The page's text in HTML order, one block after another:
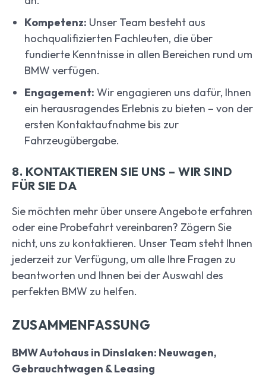
Kompetenz: Unser Team besteht aus
hochqualifizierten Fachleuten, die über
fundierte Kenntnisse in allen Bereichen rund um
BMW verfügen.
Engagement: Wir engagieren uns dafür, Ihnen
ein herausragendes Erlebnis zu bieten – von der
ersten Kontaktaufnahme bis zur
Fahrzeugübergabe.
8. KONTAKTIEREN SIE UNS – WIR SIND
FÜR SIE DA
Sie möchten mehr über unsere Angebote erfahren
oder eine Probefahrt vereinbaren? Zögern Sie
nicht, uns zu kontaktieren. Unser Team steht Ihnen
jederzeit zur Verfügung, um alle Ihre Fragen zu
beantworten und Ihnen bei der Auswahl des
perfekten BMW zu helfen.
ZUSAMMENFASSUNG
BMW Autohaus in Dinslaken: Neuwagen,
Gebrauchtwagen & Leasing